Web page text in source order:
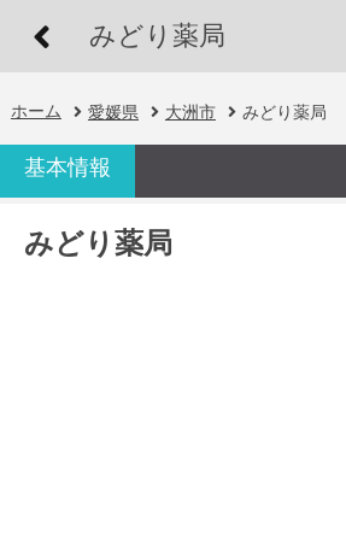
みどり薬局
ホーム 愛媛県 大洲市 みどり薬局
基本情報
みどり薬局